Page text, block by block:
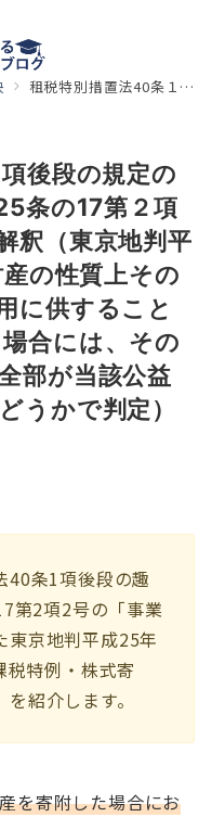
租税特別措置法40条１項後段の規定の趣旨目的と同法施行令25条の17第２項２号の事業供用要件の解釈（東京地判平成25年９月12日・・財産の性質上その財産を直接公益事業の用に供することができないものである場合には、その財産から生ずる果実の全部が当該公益事業の用に供されるかどうかで判定）
後段の規定の
条の17第２項
釈（東京地判平
の性質上その
に供すること
合には、その
部が当該公益
うかで判定）
40条1項後段の趣
第2項2号の「事業
東京地判平成25年
特例・株式寄
紹介します。
を寄附した場合にお